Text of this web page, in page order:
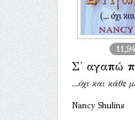
Σ' αγαπώ
...όχι και κάθε
Nancy Shulins